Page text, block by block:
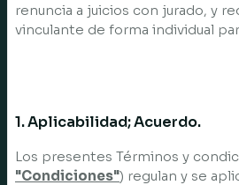
renuncia a juicios con jurado, y
vinculante de forma individual
1. Aplicabilidad; Acuerdo.
Los presentes Términos y
"Condiciones") regulan y se